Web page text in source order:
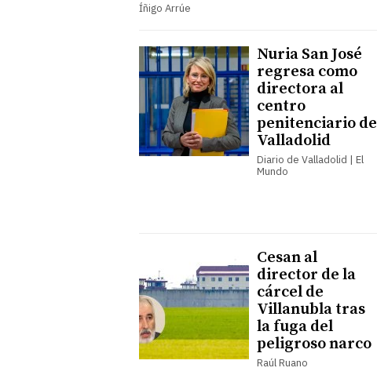
Íñigo Arrúe
Nuria San José
regresa como
directora al
centro
penitenciario de
Valladolid
Diario de Valladolid | El
Mundo
Cesan al
director de la
cárcel de
Villanubla tras
la fuga del
peligroso narco
Raúl Ruano